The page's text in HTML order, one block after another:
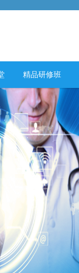
精品研修班